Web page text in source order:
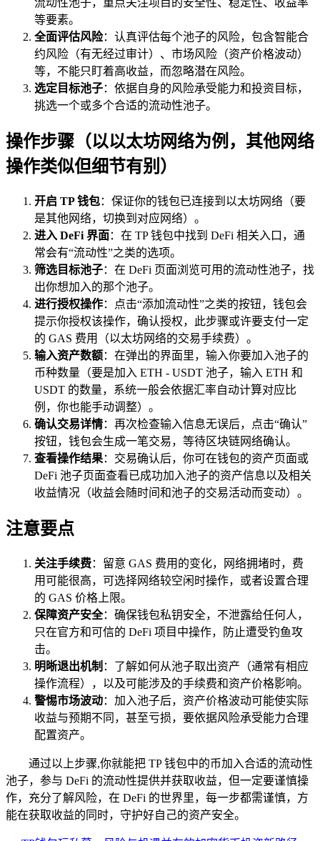
流动性池子，重点关注项目的安全性、稳定性、收益率
等要素。
全面评估风险：认真评估每个池子的风险，包含智能合
约风险（有无经过审计）、市场风险（资产价格波动）
等，不能只盯着高收益，而忽略潜在风险。
选定目标池子：依据自身的风险承受能力和投资目标，
挑选一个或多个合适的流动性池子。
操作步骤（以以太坊网络为例，其他网络
操作类似但细节有别）
开启 TP 钱包：保证你的钱包已连接到以太坊网络（要
是其他网络，切换到对应网络）。
进入 DeFi 界面：在 TP 钱包中找到 DeFi 相关入口，通
常会有“流动性”之类的选项。
筛选目标池子：在 DeFi 页面浏览可用的流动性池子，找
出你想加入的那个池子。
进行授权操作：点击“添加流动性”之类的按钮，钱包会
提示你授权该操作，确认授权，此步骤或许要支付一定
的 GAS 费用（以太坊网络的交易手续费）。
输入资产数额：在弹出的界面里，输入你要加入池子的
币种数量（要是加入 ETH - USDT 池子，输入 ETH 和
USDT 的数量，系统一般会依据汇率自动计算对应比
例，你也能手动调整）。
确认交易详情：再次检查输入信息无误后，点击“确认”
按钮，钱包会生成一笔交易，等待区块链网络确认。
查看操作结果：交易确认后，你可在钱包的资产页面或
DeFi 池子页面查看已成功加入池子的资产信息以及相关
收益情况（收益会随时间和池子的交易活动而变动）。
注意要点
关注手续费：留意 GAS 费用的变化，网络拥堵时，费
用可能很高，可选择网络较空闲时操作，或者设置合理
的 GAS 价格上限。
保障资产安全：确保钱包私钥安全，不泄露给任何人，
只在官方和可信的 DeFi 项目中操作，防止遭受钓鱼攻
击。
明晰退出机制 ：了解如何从池子取出资产（通常有相应
操作流程），以及可能涉及的手续费和资产价格影响。
警惕市场波动：加入池子后，资产价格波动可能使实际
收益与预期不同，甚至亏损，要依据风险承受能力合理
配置资产。
通过以上步骤,你就能把 TP 钱包中的币加入合适的流动性
池子，参与 DeFi 的流动性提供并获取收益，但一定要谨慎操
作，充分了解风险，在 DeFi 的世界里，每一步都需谨慎，方
能在获取收益的同时，守护好自己的资产安全。